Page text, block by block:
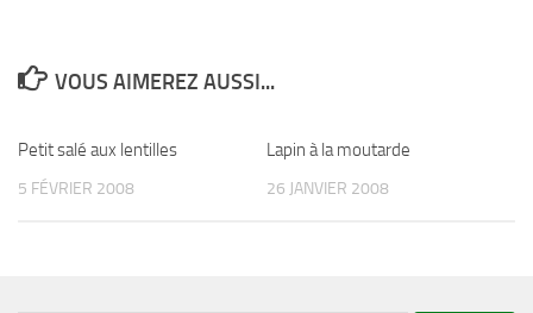
VOUS AIMEREZ AUSSI...
Petit salé aux lentilles
5 FÉVRIER 2008
Lapin à la moutarde
26 JANVIER 2008